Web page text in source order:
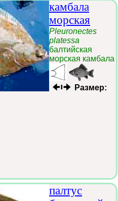
камбала
морская
Pleuronectes
platessa
балтийская
морская камбала
Размер:
палтус